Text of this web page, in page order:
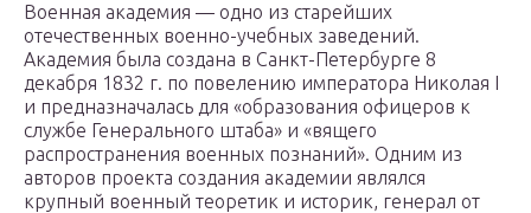
Военная академия — одно из старейших
отечественных военно-учебных заведений.
Академия была создана в Санкт-Петербурге 8
декабря 1832 г. по повелению императора Николая I
и предназначалась для «образования офицеров к
службе Генерального штаба» и «вящего
распространения военных познаний». Одним из
авторов проекта создания академии являлся
крупный военный теоретик и историк, генерал от